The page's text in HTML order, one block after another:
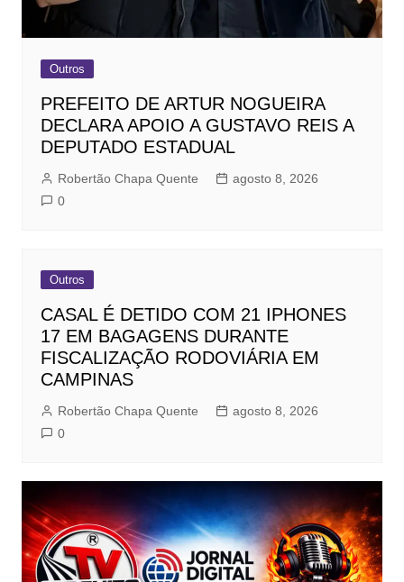
Outros
PREFEITO DE ARTUR NOGUEIRA
DECLARA APOIO A GUSTAVO REIS A
DEPUTADO ESTADUAL
Robertão Chapa Quente
agosto 8, 2026
0
Outros
CASAL É DETIDO COM 21 IPHONES
17 EM BAGAGENS DURANTE
FISCALIZAÇÃO RODOVIÁRIA EM
CAMPINAS
Robertão Chapa Quente
agosto 8, 2026
0